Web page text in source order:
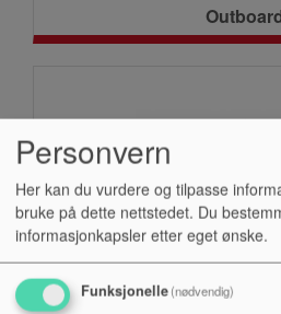
Personvern
Her kan du vurdere og tilpasse
bruke på dette nettstedet. Du
informasjonkapsler etter eget ønske.
Funksjonelle(nødvendig)